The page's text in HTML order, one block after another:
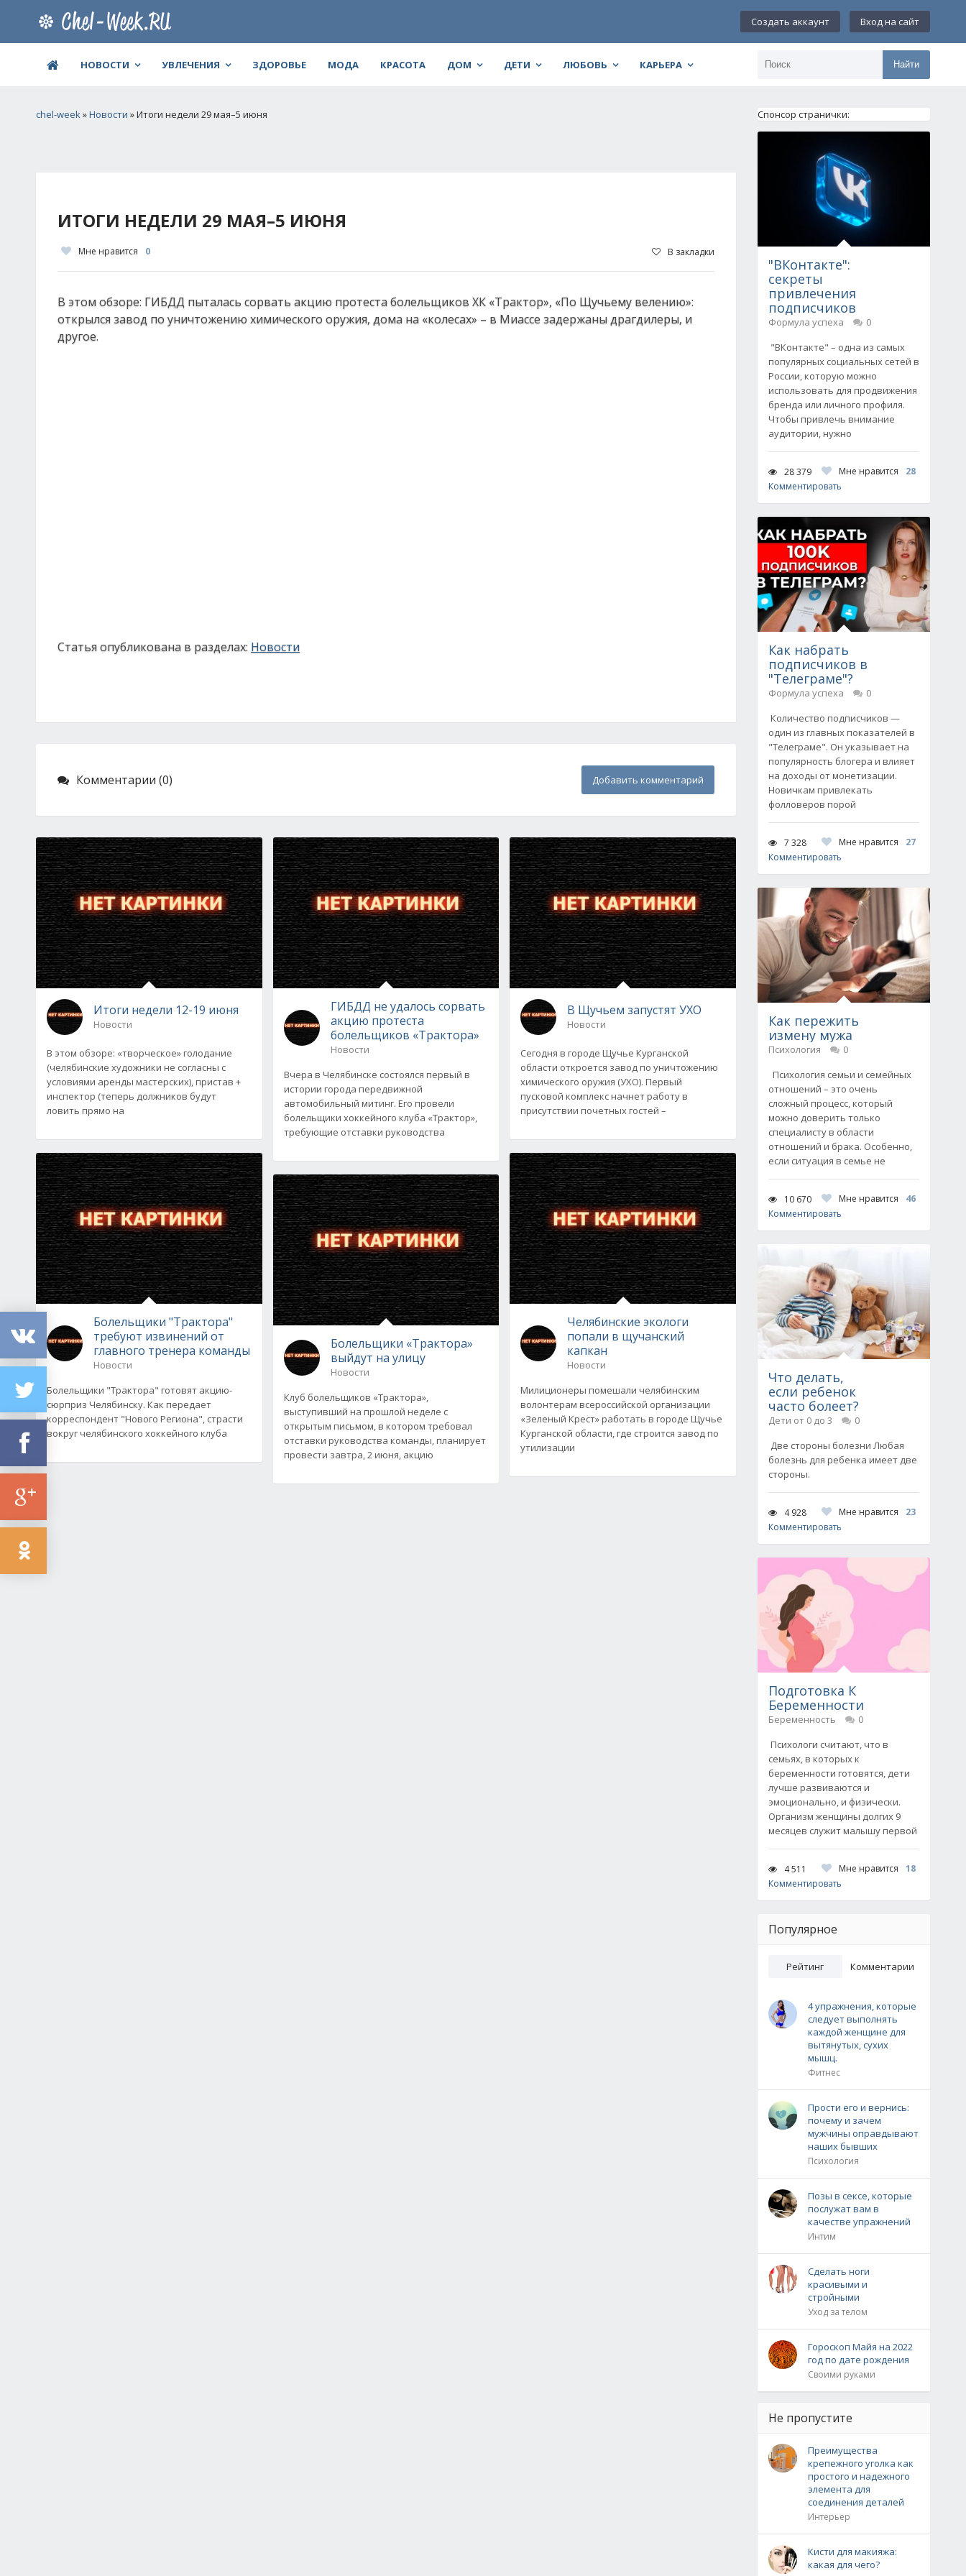
Создать аккаунт Вход на сайт
НОВОСТИ УВЛЕЧЕНИЯ ЗДОРОВЬЕ МОДА КРАСОТА ДОМ ДЕТИ ЛЮБОВЬ КАРЬЕРА Найти
chel-week»Новости » Итоги недели 29 мая–5 июня
ИТОГИ НЕДЕЛИ 29 МАЯ–5 ИЮНЯ
Мне нравится 0 В закладки
В этом обзоре: ГИБДД пыталась сорвать акцию протеста болельщиков ХК «Трактор», «По Щучьему велению»:
открылся завод по уничтожению химического оружия, дома на «колесах» – в Миассе задержаны драгдилеры, и
другое.
Статья опубликована в разделах: Новости
Комментарии (0) Добавить комментарий
Итоги недели 12-19 июня
Новости
В этом обзоре: «творческое» голодание
(челябинские художники не согласны с
условиями аренды мастерских), пристав +
инспектор (теперь должников будут
ловить прямо на
Болельщики "Трактора"
требуют извинений от
главного тренера команды
Новости
Болельщики "Трактора" готовят акцию-
сюрприз Челябинску. Как передает
корреспондент "Нового Региона", страсти
вокруг челябинского хоккейного клуба
ГИБДД не удалось сорвать
акцию протеста
болельщиков «Трактора»
Новости
Вчера в Челябинске состоялся первый в
истории города передвижной
автомобильный митинг. Его провели
болельщики хоккейного клуба «Трактор»,
требующие отставки руководства
Болельщики «Трактора»
выйдут на улицу
Новости
Клуб болельщиков «Трактора»,
выступивший на прошлой неделе с
открытым письмом, в котором требовал
отставки руководства команды, планирует
провести завтра, 2 июня, акцию
В Щучьем запустят УХО
Новости
Сегодня в городе Щучье Курганской
области откроется завод по уничтожению
химического оружия (УХО). Первый
пусковой комплекс начнет работу в
присутствии почетных гостей –
Челябинские экологи
попали в щучанский
капкан
Новости
Милиционеры помешали челябинским
волонтерам всероссийской организации
«Зеленый Крест» работать в городе Щучье
Курганской области, где строится завод по
утилизации
Спонсор странички:
"ВКонтакте":
секреты
привлечения
подписчиков
Формула успеха
0
"ВКонтакте" – одна из самых
популярных социальных сетей в
России, которую можно
использовать для продвижения
бренда или личного профиля.
Чтобы привлечь внимание
аудитории, нужно
28 379 Мне нравится
28
Комментировать
Как набрать
подписчиков в
"Телеграме"?
Формула успеха
0
Количество подписчиков —
один из главных показателей в
"Телеграме". Он указывает на
популярность блогера и влияет
на доходы от монетизации.
Новичкам привлекать
фолловеров порой
7 328 Мне нравится
27
Комментировать
Как пережить
измену мужа
Психология
0
Психология семьи и семейных
отношений – это очень
сложный процесс, который
можно доверить только
специалисту в области
отношений и брака. Особенно,
если ситуация в семье не
10 670 Мне нравится
46
Комментировать
Что делать,
если ребенок
часто болеет?
Дети от 0 до 3
0
Две стороны болезни Любая
болезнь для ребенка имеет две
стороны.
4 928 Мне нравится
23
Комментировать
Подготовка К
Беременности
Беременность
0
Психологи считают, что в
семьях, в которых к
беременности готовятся, дети
лучше развиваются и
эмоционально, и физически.
Организм женщины долгих 9
месяцев служит малышу первой
4 511 Мне нравится
18
Комментировать
Популярное
Рейтинг Комментарии
4 упражнения, которые
следует выполнять
каждой женщине для
вытянутых, сухих
мышц.
Фитнес
Прости его и вернись:
почему и зачем
мужчины оправдывают
наших бывших
Психология
Позы в сексе, которые
послужат вам в
качестве упражнений
Интим
Сделать ноги
красивыми и
стройными
Уход за телом
Гороскоп Майя на 2022
год по дате рождения
Своими руками
Не пропустите
Преимущества
крепежного уголка как
простого и надежного
элемента для
соединения деталей
Интерьер
Кисти для макияжа:
какая для чего?